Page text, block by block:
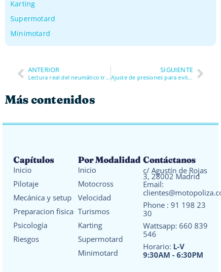
Karting
Supermotard
Minimotard
ANTERIOR
Lectura real del neumático tras una tanda
SIGUIENTE
Ajuste de presiones para evitar subviraje
Más contenidos
Capítulos
Inicio
Pilotaje
Mecánica y setup
Preparacion fisica
Psicología
Riesgos
Por Modalidad
Inicio
Motocross
Velocidad
Turismos
Karting
Supermotard
Minimotard
Contáctanos
c/ Agustín de Rojas
3, 28002 Madrid
Email:
Phone : 91 198 23
30
Wattsapp: 660 839
546
Horario: L-V
9:30AM - 6:30PM